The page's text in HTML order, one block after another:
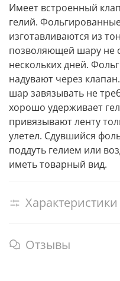
Имеет встроенный
гелий.
изготавливаются из
позволяющей шару не
нескольких дней.
надувают через
шар завязывать не
хорошо удерживает
привязывают ленту
улетел. Сдувшийся
поддуть гелием или
иметь товарный вид.
Характеристики
Отзывы